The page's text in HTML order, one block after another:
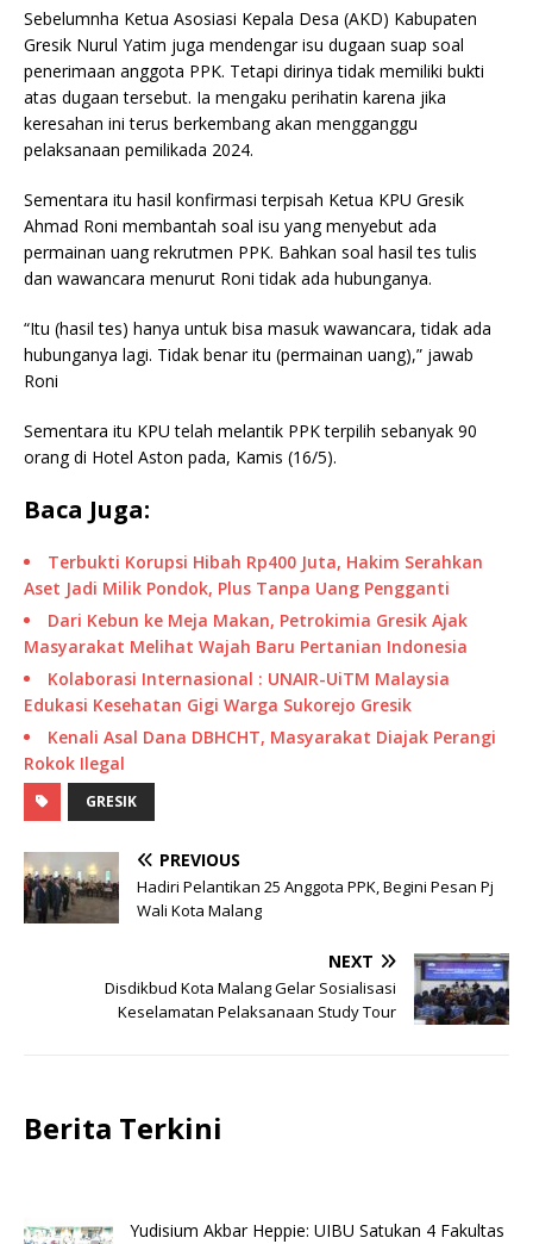
Sebelumnha Ketua Asosiasi Kepala Desa (AKD) Kabupaten
Gresik Nurul Yatim juga mendengar isu dugaan suap soal
penerimaan anggota PPK. Tetapi dirinya tidak memiliki bukti
atas dugaan tersebut. Ia mengaku perihatin karena jika
keresahan ini terus berkembang akan mengganggu
pelaksanaan pemilikada 2024.
Sementara itu hasil konfirmasi terpisah Ketua KPU Gresik
Ahmad Roni membantah soal isu yang menyebut ada
permainan uang rekrutmen PPK. Bahkan soal hasil tes tulis
dan wawancara menurut Roni tidak ada hubunganya.
“Itu (hasil tes) hanya untuk bisa masuk wawancara, tidak ada
hubunganya lagi. Tidak benar itu (permainan uang),” jawab
Roni
Sementara itu KPU telah melantik PPK terpilih sebanyak 90
orang di Hotel Aston pada, Kamis (16/5).
Baca Juga:
Terbukti Korupsi Hibah Rp400 Juta, Hakim Serahkan
Aset Jadi Milik Pondok, Plus Tanpa Uang Pengganti
Dari Kebun ke Meja Makan, Petrokimia Gresik Ajak
Masyarakat Melihat Wajah Baru Pertanian Indonesia
Kolaborasi Internasional : UNAIR-UiTM Malaysia
Edukasi Kesehatan Gigi Warga Sukorejo Gresik
Kenali Asal Dana DBHCHT, Masyarakat Diajak Perangi
Rokok Ilegal
GRESIK
PREVIOUS
Hadiri Pelantikan 25 Anggota PPK, Begini Pesan Pj
Wali Kota Malang
NEXT
Disdikbud Kota Malang Gelar Sosialisasi
Keselamatan Pelaksanaan Study Tour
Berita Terkini
Yudisium Akbar Heppie: UIBU Satukan 4 Fakultas